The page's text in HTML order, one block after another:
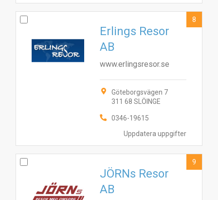
Uppdatera uppgifter
Erlings Resor
AB
www.erlingsresor.se
Göteborgsvägen 7
311 68 SLÖINGE
0346-19615
8
JÖRNs Resor
AB
9